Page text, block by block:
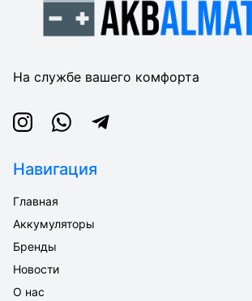
На службе вашего комфорта
InstagramWhatsappTelegram
Навигация
Главная
Аккумуляторы
Бренды
Новости
О нас